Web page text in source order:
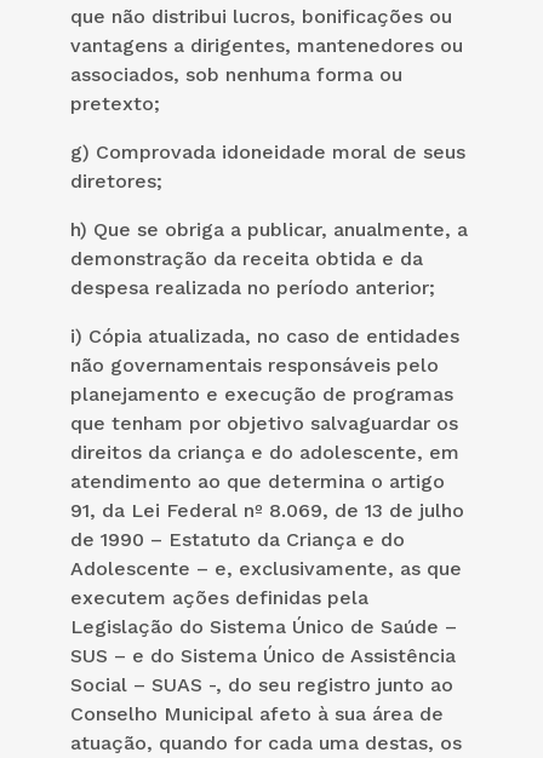
que não distribui lucros, bonificações ou
vantagens a dirigentes, mantenedores ou
associados, sob nenhuma forma ou
pretexto;
g) Comprovada idoneidade moral de seus
diretores;
h) Que se obriga a publicar, anualmente, a
demonstração da receita obtida e da
despesa realizada no período anterior;
i) Cópia atualizada, no caso de entidades
não governamentais responsáveis pelo
planejamento e execução de programas
que tenham por objetivo salvaguardar os
direitos da criança e do adolescente, em
atendimento ao que determina o artigo
91, da Lei Federal nº 8.069, de 13 de julho
de 1990 – Estatuto da Criança e do
Adolescente – e, exclusivamente, as que
executem ações definidas pela
Legislação do Sistema Único de Saúde –
SUS – e do Sistema Único de Assistência
Social – SUAS -, do seu registro junto ao
Conselho Municipal afeto à sua área de
atuação, quando for cada uma destas, os